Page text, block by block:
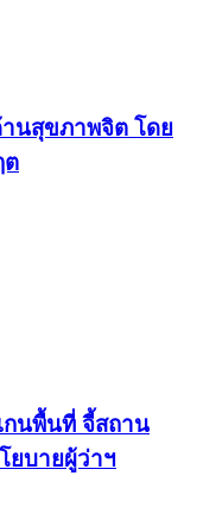
นสุขภาพจิต โดย
ต
กนพื้นที่ จี้สถาน
ยบายผู้ว่าฯ